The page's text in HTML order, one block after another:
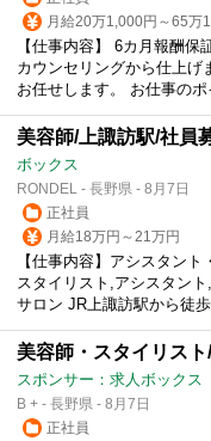
月給20万1,000円～65万
【仕事内容】 6カ月報酬
カウンセリングから仕上げ
お任せします。 お仕事のポ
美容師/上諏訪駅/社員
ボックス
RONDEL - 長野県 - 8月7日
正社員
月給18万円～21万円
【仕事内容】アシスタン
スタイリスト,アシスタン
サロン JR上諏訪駅から徒歩
美容師・スタイリス
スポンサー：求人ボックス
B + - 長野県 - 8月7日
正社員